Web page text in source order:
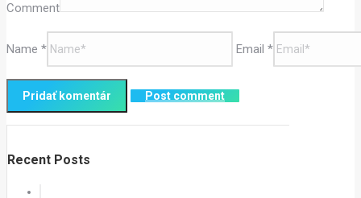
Comment
Name * Email *
Post comment
Recent Posts